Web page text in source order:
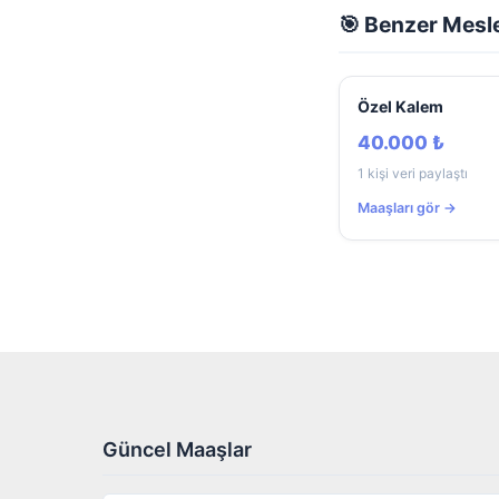
🎯 Benzer
Özel Kalem
40.000 ₺
1 kişi veri paylaştı
Maaşları gör →
Güncel Maaşlar